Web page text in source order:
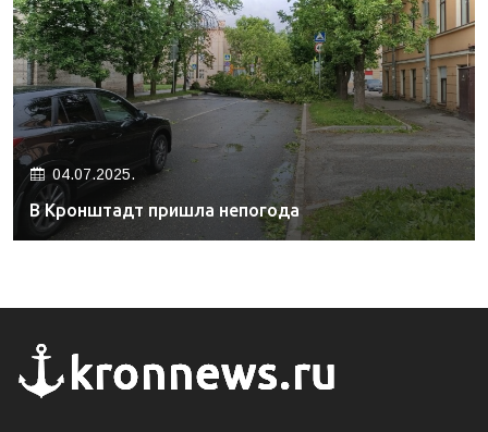
04.07.2025.
В Кронштадт пришла непогода